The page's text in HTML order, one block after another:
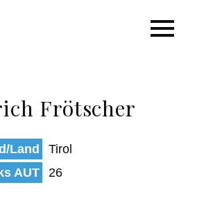
Frötscher
Land
Tirol
AUT
26
Liste